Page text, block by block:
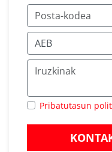
Pribatutasun